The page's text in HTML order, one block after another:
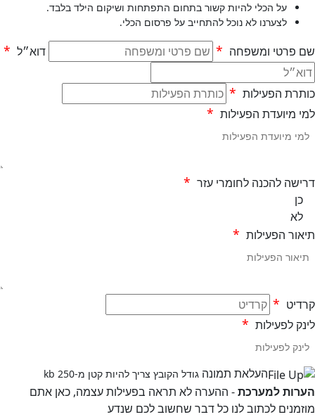
על הכלי להיות קשור בתחום התפתחות ושיקום הילד בלבד.
לצערנו לא נוכל להתחייב על פרסום הכלי.
פרטי ומשפחה * דוא״ל *
הפעילות *
מיועדת הפעילות *
להכנה לחומרי עזר *
לא
הפעילות *
*
לפעילות *
העלאת תמונה גודל הקובץ צריך להיות קטן מ-250 kb
למערכת- ההערה לא תראה בפעילות עצמה, כאן אתם
לכתוב לנו כל דבר שחשוב לכם שנדע